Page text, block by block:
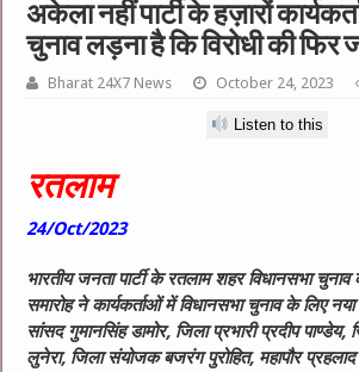
अकेला नहीं पार्टी के हज़ारों
चुनाव लड़ना है कि विरोधी की फिर
Bharat 24X7 News October 24, 2023
Listen to this
रतलाम
24/Oct/2023
भारतीय जनता पार्टी के रतलाम शहर विधानसभा
समारोह ने कार्यकर्ताओं में विधानसभा चुनाव के लिए
सांसद गुमानसिंह डामोर, जिला प्रभारी प्रदीप पाण्डेय,
लुनेरा, जिला संयोजक बजरंग पुरोहित, महापौर